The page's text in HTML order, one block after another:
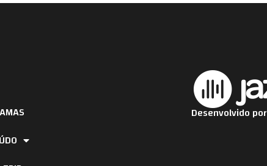
Desenvolvido por